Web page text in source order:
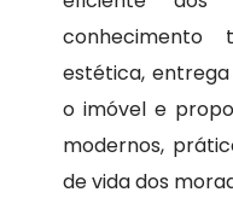
conhecimento
estética,
o imóvel e
modernos,
de vida dos